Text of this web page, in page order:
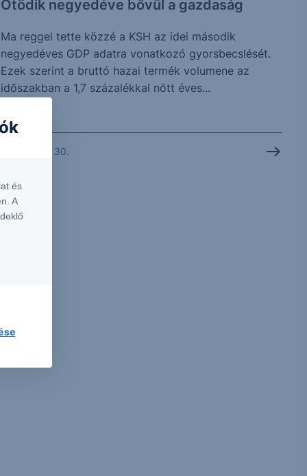
Ötödik negyedéve bővül a gazdaság
Ma reggel tette közzé a KSH az idei második
negyedéves GDP adatra vonatkozó gyorsbecslését.
Ezek szerint a bruttó hazai termék volumene az
időszakban a 1,7 százalékkal nőtt éves...
2026. július 30.
és
A